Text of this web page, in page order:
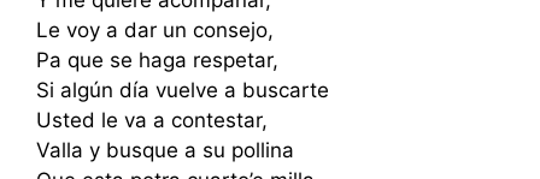
Le voy a dar un consejo,
Pa que se haga respetar,
Si algún día vuelve a buscarte
Usted le va a contestar,
Valla y busque a su pollina